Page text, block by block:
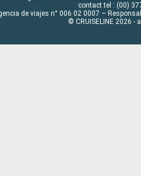
contact tel : (00)
de viajes n° 006 02 0007 –
© CRUISELINE 2026 -